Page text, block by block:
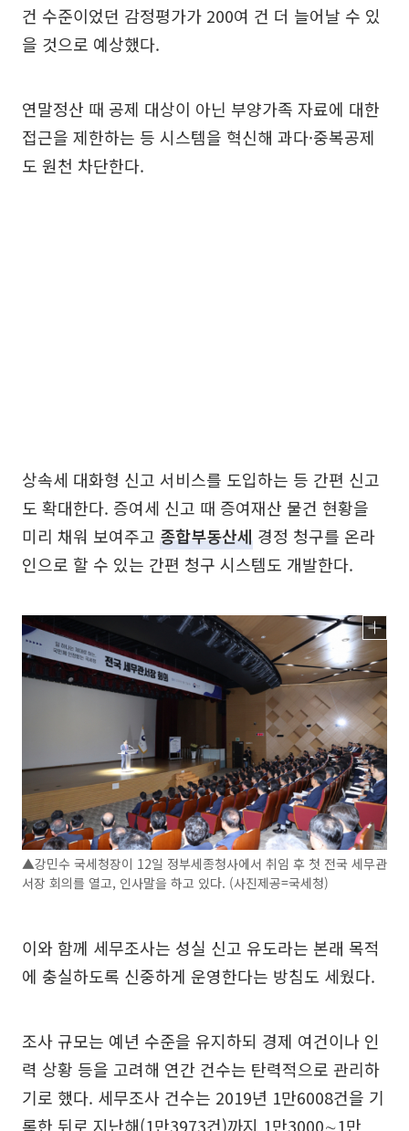
건 수준이었던 감정평가가 200여 건 더 늘어날 수 있
을 것으로 예상했다.
연말정산 때 공제 대상이 아닌 부양가족 자료에 대한
접근을 제한하는 등 시스템을 혁신해 과다·중복공제
도 원천 차단한다.
상속세 대화형 신고 서비스를 도입하는 등 간편 신고
도 확대한다. 증여세 신고 때 증여재산 물건 현황을
미리 채워 보여주고 종합부동산세 경정 청구를 온라
인으로 할 수 있는 간편 청구 시스템도 개발한다.
▲강민수 국세청장이 12일 정부세종청사에서 취임 후 첫 전국 세무관
서장 회의를 열고, 인사말을 하고 있다. (사진제공=국세청)
이와 함께 세무조사는 성실 신고 유도라는 본래 목적
에 충실하도록 신중하게 운영한다는 방침도 세웠다.
조사 규모는 예년 수준을 유지하되 경제 여건이나 인
력 상황 등을 고려해 연간 건수는 탄력적으로 관리하
기로 했다. 세무조사 건수는 2019년 1만6008건을 기
록한 뒤로 지난해(1만3973건)까지 1만3000∼1만